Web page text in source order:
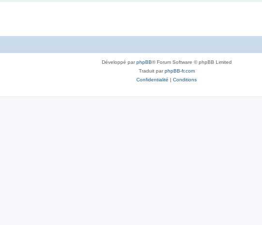
Développé parphpBB® Forum Software © phpBB Limited
Traduit parphpBB-fr.com
Confidentialité | Conditions